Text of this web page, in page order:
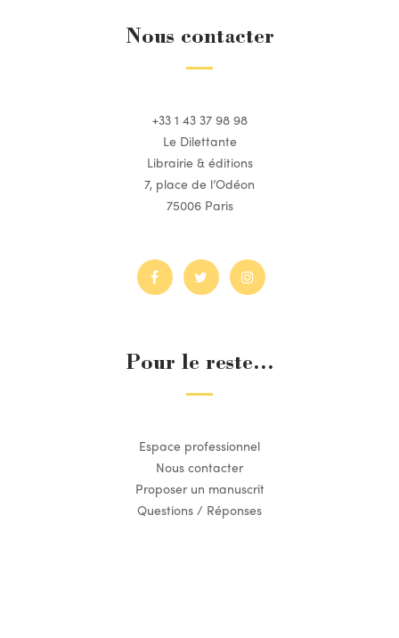
Nous contacter
+33 1 43 37 98 98
Le Dilettante
Librairie & éditions
7, place de l’Odéon
75006 Paris
Pour le reste...
Espace professionnel
Nous contacter
Proposer un manuscrit
Questions / Réponses